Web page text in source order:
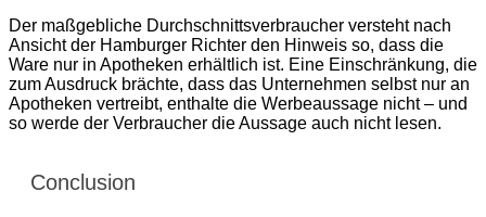
Der maßgebliche Durchschnittsverbraucher versteht nach
Ansicht der Hamburger Richter den Hinweis so, dass die
Ware nur in Apotheken erhältlich ist. Eine Einschränkung, die
zum Ausdruck brächte, dass das Unternehmen selbst nur an
Apotheken vertreibt, enthalte die Werbeaussage nicht – und
so werde der Verbraucher die Aussage auch nicht lesen.
Conclusion